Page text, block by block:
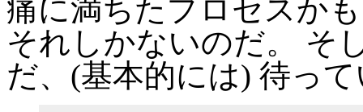
痛に満ちたプロセスか
それしかないのだ。 そ
だ、(基本的には) 待っ